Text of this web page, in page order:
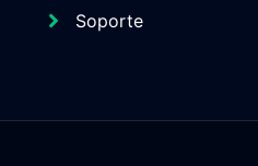
Soporte